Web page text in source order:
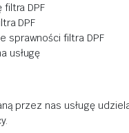
filtra DPF
DPF
sprawności filtra DPF
usługę
przez nas usługę